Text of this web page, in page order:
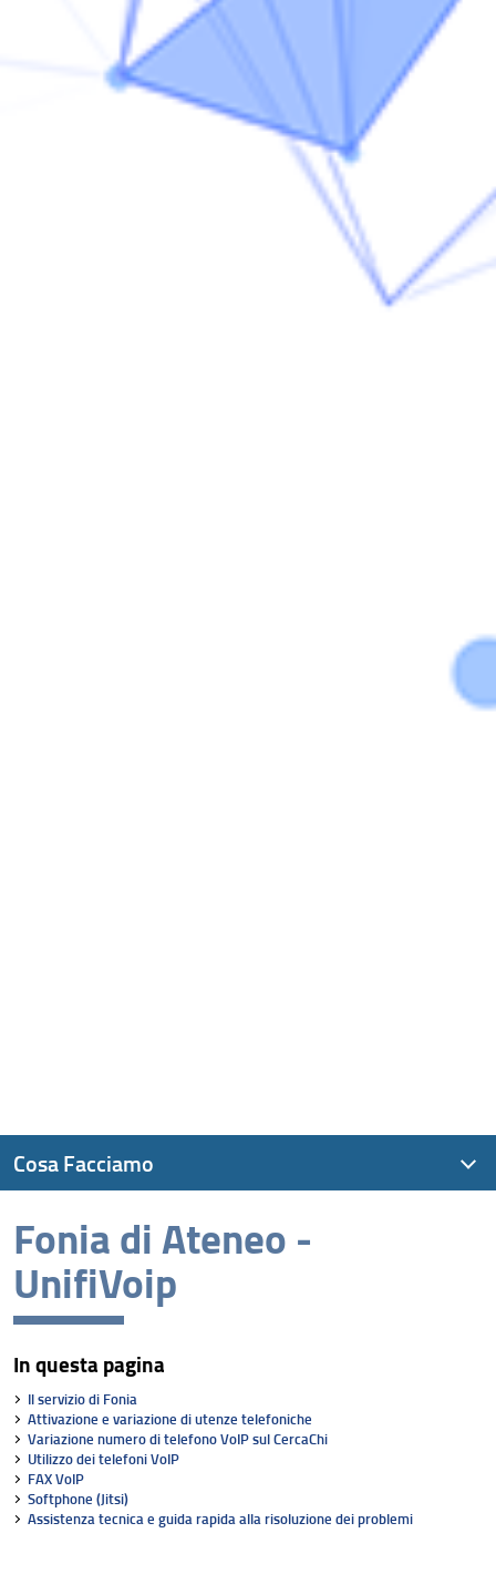
Fonia di Ateneo -
UnifiVoip
In questa pagina
Il servizio di Fonia
Attivazione e variazione di utenze telefoniche
Variazione numero di telefono VoIP sul CercaChi
Utilizzo dei telefoni VoIP
FAX VoIP
Softphone (Jitsi)
Assistenza tecnica e guida rapida alla risoluzione dei problemi
Cosa Facciamo
Accesso alla rete e Eduroam
Digital Learning
Servizi online
Autenticazione
Mail, Google e autenticazione cloud
Licenze software a disposizione
Orario, aule, esami, spazi e servizi (Kairos)